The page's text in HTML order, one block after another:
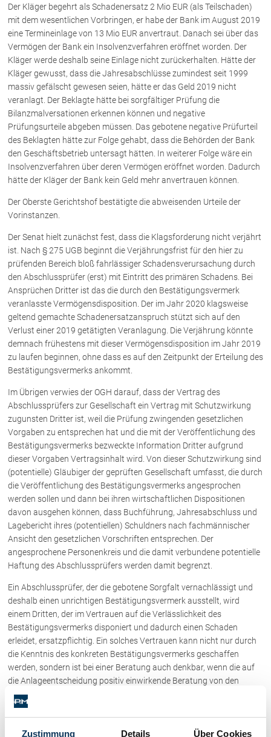
Zustimmung Details Über Cookies
Download
Die Österreichischen Rechtsanwälte
Anwälte
Dr. Stefan Müller
Dr. Petra Piccolruaz
Mag. Patrick Piccolruaz
Dr. Roland Piccolruaz †
Mag. Raphaela Klotz
Rechtsnews
Publikationen
Medien
Vorarlberg Online
NOVUM
Unternehmensnachfolge in der
Familie
Wichtige Vertragsklauseln bei Kauf-
und Übergabeverträgen
Check dein Recht/Erbrecht
Schenkung von Immobilien
Checklisten: Haus-, Wohnungs- und
Grundstückkauf
Checkliste: Immobilienertragssteuer
Checkliste: Mietvertrag
Checkliste: GmbH-Gründung
Checkliste: Gewerbeanm. durch jur.
Person
Kontakt
Der Kläger begehrt als Schadenersatz 2 Mio EUR (als Teilschaden)
mit dem wesentlichen Vorbringen, er habe der Bank im August 2019
eine Termineinlage von 13 Mio EUR anvertraut. Danach sei über das
Vermögen der Bank ein Insolvenzverfahren eröffnet worden. Der
Kläger werde deshalb seine Einlage nicht zurückerhalten. Hätte der
Kläger gewusst, dass die Jahresabschlüsse zumindest seit 1999
massiv gefälscht gewesen seien, hätte er das Geld 2019 nicht
veranlagt. Der Beklagte hätte bei sorgfältiger Prüfung die
Bilanzmalversationen erkennen können und negative
Prüfungsurteile abgeben müssen. Das gebotene negative Prüfurteil
des Beklagten hätte zur Folge gehabt, dass die Behörden der Bank
den Geschäftsbetrieb untersagt hätten. In weiterer Folge wäre ein
Insolvenzverfahren über deren Vermögen eröffnet worden. Dadurch
hätte der Kläger der Bank kein Geld mehr anvertrauen können.
Der Oberste Gerichtshof bestätigte die abweisenden Urteile der
Vorinstanzen.
Der Senat hielt zunächst fest, dass die Klagsforderung nicht verjährt
ist. Nach § 275 UGB beginnt die Verjährungsfrist für den hier zu
prüfenden Bereich bloß fahrlässiger Schadensverursachung durch
den Abschlussprüfer (erst) mit Eintritt des primären Schadens. Bei
Ansprüchen Dritter ist das die durch den Bestätigungsvermerk
veranlasste Vermögensdisposition. Der im Jahr 2020 klagsweise
geltend gemachte Schadenersatzanspruch stützt sich auf den
Verlust einer 2019 getätigten Veranlagung. Die Verjährung könnte
demnach frühestens mit dieser Vermögensdisposition im Jahr 2019
zu laufen beginnen, ohne dass es auf den Zeitpunkt der Erteilung des
Bestätigungsvermerks ankommt.
Im Übrigen verwies der OGH darauf, dass der Vertrag des
Abschlussprüfers zur Gesellschaft ein Vertrag mit Schutzwirkung
zugunsten Dritter ist, weil die Prüfung zwingenden gesetzlichen
Vorgaben zu entsprechen hat und die mit der Veröffentlichung des
Bestätigungsvermerks bezweckte Information Dritter aufgrund
dieser Vorgaben Vertragsinhalt wird. Von dieser Schutzwirkung sind
(potentielle) Gläubiger der geprüften Gesellschaft umfasst, die durch
die Veröffentlichung des Bestätigungsvermerks angesprochen
werden sollen und dann bei ihren wirtschaftlichen Dispositionen
davon ausgehen können, dass Buchführung, Jahresabschluss und
Lagebericht ihres (potentiellen) Schuldners nach fachmännischer
Ansicht den gesetzlichen Vorschriften entsprechen. Der
angesprochene Personenkreis und die damit verbundene potentielle
Haftung des Abschlussprüfers werden damit begrenzt.
Ein Abschlussprüfer, der die gebotene Sorgfalt vernachlässigt und
deshalb einen unrichtigen Bestätigungsvermerk ausstellt, wird
einem Dritten, der im Vertrauen auf die Verlässlichkeit des
Bestätigungsvermerks disponiert und dadurch einen Schaden
erleidet, ersatzpflichtig. Ein solches Vertrauen kann nicht nur durch
die Kenntnis des konkreten Bestätigungsvermerks geschaffen
werden, sondern ist bei einer Beratung auch denkbar, wenn die auf
die Anlageentscheidung positiv einwirkende Beratung von den
erteilten Bestätigungsvermerken beeinflusst war. Dies setzt aber
voraus, dass der Berater die Bestätigungsvermerke gekannt oder
sonst von deren Erteilung erfahren hat. Der Geschädigte kann sich
auch auf eine solche mittelbare (indirekte) Kenntnis vom